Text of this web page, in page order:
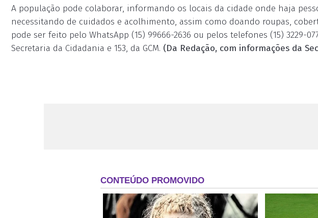
A população pode colaborar, informando os locais da cidade onde haja
necessitando de cuidados e acolhimento, assim como doando roupas,
pode ser feito pelo WhatsApp (15) 99666-2636 ou pelos telefones (15) 3229-
Secretaria da Cidadania e 153, da GCM. (Da Redação, com informações da